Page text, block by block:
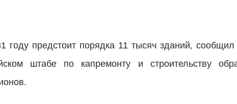
году предстоит порядка 11 тысяч зданий, сообщил
штабе по капремонту и строительству